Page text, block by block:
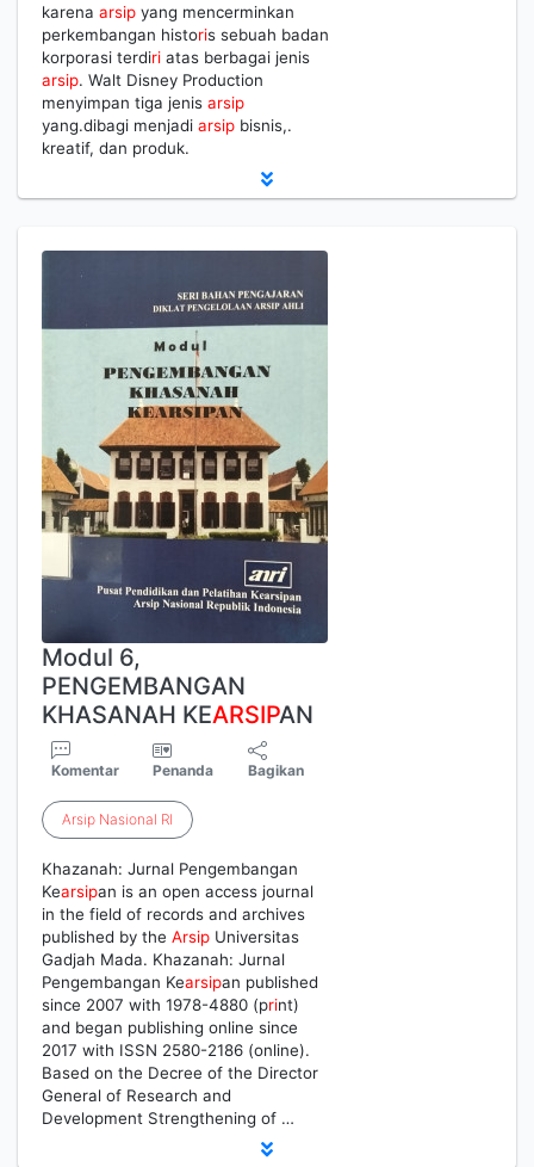
karena arsip yang mencerminkan
perkembangan historis sebuah badan
korporasi terdiri atas berbagai jenis
arsip. Walt Disney Production
menyimpan tiga jenis arsip
yang.dibagi menjadi arsip bisnis,.
kreatif, dan produk.
Modul 6,
PENGEMBANGAN
KHASANAH KEARSIPAN
Komentar Penanda Bagikan
Arsip Nasional RI
Khazanah: Jurnal Pengembangan
Kearsipan is an open access journal
in the field of records and archives
published by the Arsip Universitas
Gadjah Mada. Khazanah: Jurnal
Pengembangan Kearsipan published
since 2007 with 1978-4880 (print)
and began publishing online since
2017 with ISSN 2580-2186 (online).
Based on the Decree of the Director
General of Research and
Development Strengthening of …